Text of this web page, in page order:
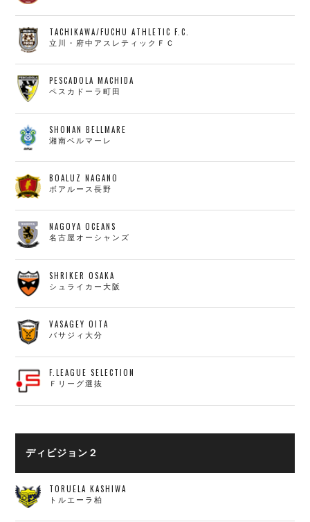
TACHIKAWA/FUCHU ATHLETIC F.C.
立川・府中アスレティックＦＣ
PESCADOLA MACHIDA
ペスカドーラ町田
SHONAN BELLMARE
湘南ベルマーレ
BOALUZ NAGANO
ボアルース長野
NAGOYA OCEANS
名古屋オーシャンズ
SHRIKER OSAKA
シュライカー大阪
VASAGEY OITA
バサジィ大分
F.LEAGUE SELECTION
Ｆリーグ選抜
ディビジョン２
TORUELA KASHIWA
トルエーラ柏